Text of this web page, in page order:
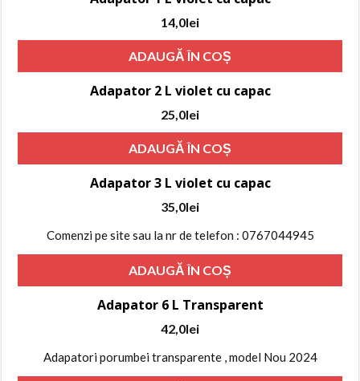
14,0lei
ADAUGĂ ÎN COȘ
Adapator 2 L violet cu capac
25,0lei
ADAUGĂ ÎN COȘ
Adapator 3 L violet cu capac
35,0lei
Comenzi pe site sau la nr de telefon : 0767044945
ADAUGĂ ÎN COȘ
Adapator 6 L Transparent
42,0lei
Adapatori porumbei transparente , model Nou 2024